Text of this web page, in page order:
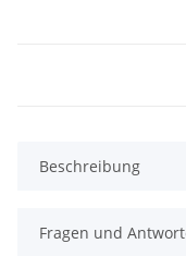
Beschreibung
Fragen und